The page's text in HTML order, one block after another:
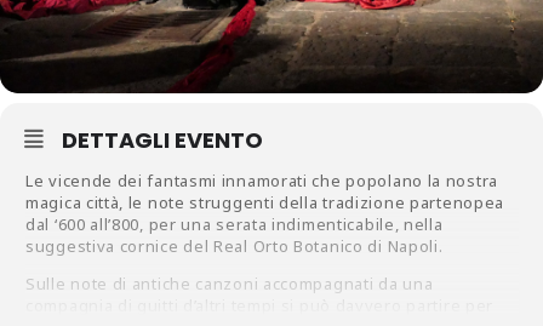
DETTAGLI EVENTO
Le vicende dei fantasmi innamorati che popolano la nostra
magica città, le note struggenti della tradizione partenopea
dal ‘600 all’800, per una serata indimenticabile, nella
suggestiva cornice del Real Orto Botanico di Napoli.
Sulle note di antiche canzoni accompagnati da una